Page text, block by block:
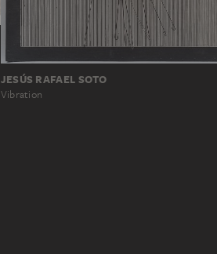
JESÚS RAFAEL SOTO
Vibration